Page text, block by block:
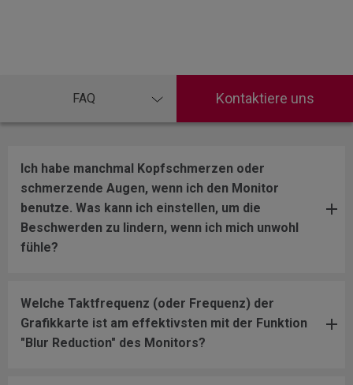
FAQ Kontaktiere uns
Ich habe manchmal Kopfschmerzen oder
schmerzende Augen, wenn ich den Monitor
benutze. Was kann ich einstellen, um die
Beschwerden zu lindern, wenn ich mich unwohl
fühle?
Welche Taktfrequenz (oder Frequenz) der
Grafikkarte ist am effektivsten mit der Funktion
"Blur Reduction" des Monitors?